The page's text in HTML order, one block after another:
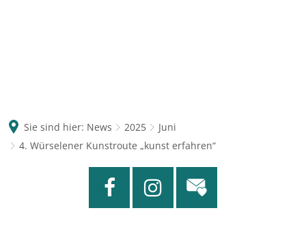
Sie sind hier: News 2025
Juni
4. Würselener Kunstroute „kunst erfahren“